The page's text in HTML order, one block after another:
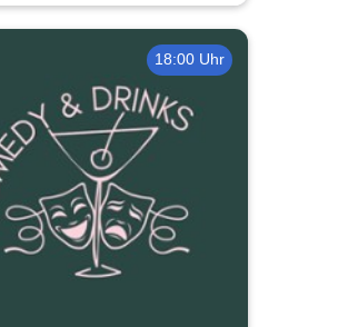
18:00 Uhr